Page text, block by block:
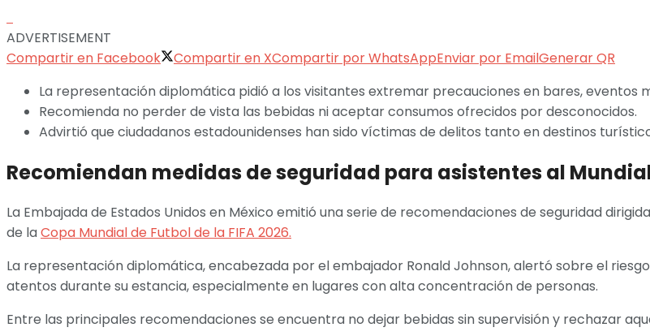
ADVERTISEMENT
Compartir en Facebook
Compartir en XCompartir por WhatsAppEnviar por EmailGenerar QR
La representación diplomática pidió a los visitantes extremar precauciones en bares, eventos
Recomienda no perder de vista las bebidas ni aceptar consumos ofrecidos por desconocidos.
Advirtió que ciudadanos estadounidenses han sido víctimas de delitos tanto en destinos
Recomiendan medidas de seguridad para asistentes al
La Embajada de Estados Unidos en México emitió una serie de recomendaciones de seguridad
de laCopa Mundial de Futbol de la FIFA 2026.
La representación diplomática, encabezada por el embajador Ronald Johnson, alertó sobre el
atentos durante su estancia, especialmente en lugares con alta concentración de personas.
Entre las principales recomendaciones se encuentra no dejar bebidas sin supervisión y rechazar